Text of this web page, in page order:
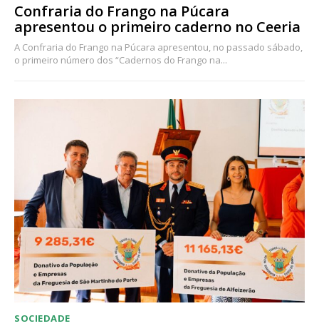
Confraria do Frango na Púcara
apresentou o primeiro caderno no Ceeria
A Confraria do Frango na Púcara apresentou, no passado sábado,
o primeiro número dos “Cadernos do Frango na...
SOCIEDADE